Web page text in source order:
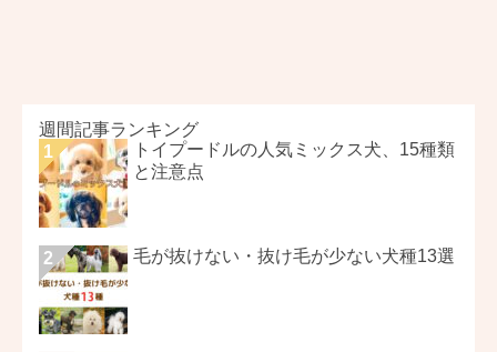
週間記事ランキング
トイプードルの人気ミックス犬、15種類
と注意点
毛が抜けない・抜け毛が少ない犬種13選